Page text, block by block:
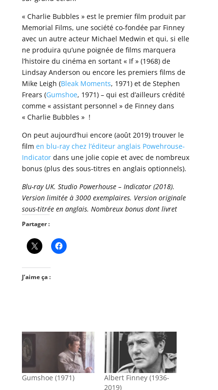
« Charlie Bubbles » est le premier film produit par
Memorial Films, une société co-fondée par Finney
avec un autre acteur Michael Medwin et qui, si elle
ne produira qu’une poignée de films marquera
l’histoire du cinéma en sortant « If » (1968) de
Lindsay Anderson ou encore les premiers films de
Mike Leigh (Bleak Moments, 1971) et de Stephen
Frears (Gumshoe, 1971) – qui est d’ailleurs crédité
comme « assistant personnel » de Finney dans
« Charlie Bubbles » !
On peut aujourd’hui encore (août 2019) trouver le
film en blu-ray chez l’éditeur anglais Powehrouse-
Indicatordans une jolie copie et avec de nombreux
bonus (plus des sous-titres en anglais optionnels).
Blu-ray UK. Studio Powerhouse – Indicator (2018).
Version limitée à 3000 exemplaires. Version originale
sous-titrée en anglais. Nombreux bonus dont livret
Partager :
J’aime ça :
Gumshoe (1971)
Albert Finney (1936-
2019)